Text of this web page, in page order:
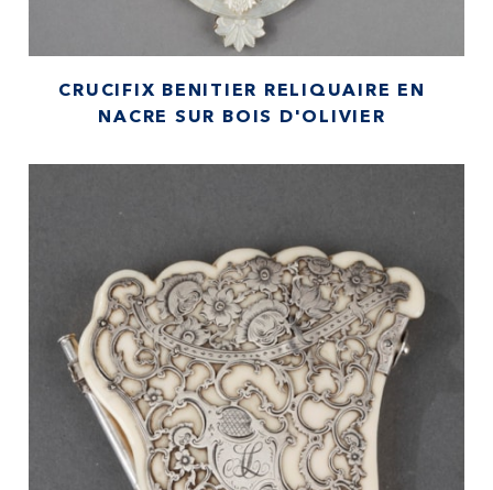
CRUCIFIX BENITIER RELIQUAIRE EN
NACRE SUR BOIS D'OLIVIER